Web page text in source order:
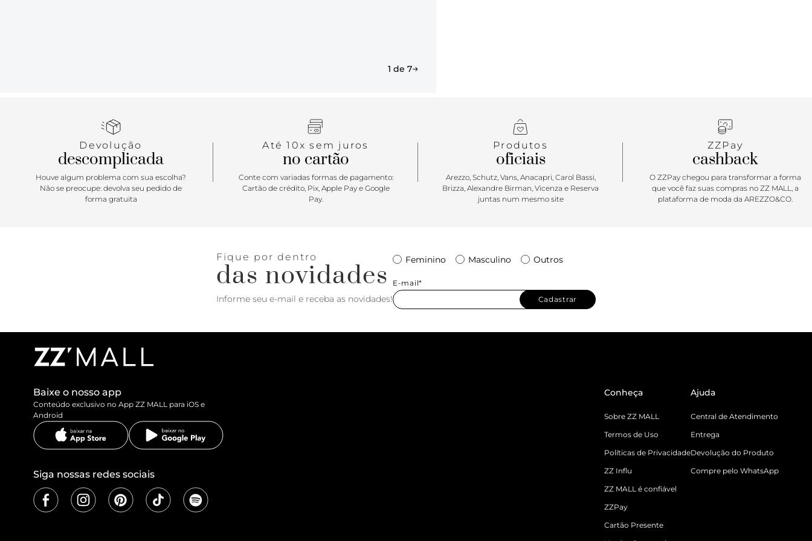
1 de 7
Devolução
descomplicada
Houve algum problema com sua escolha?
Não se preocupe: devolva seu pedido de
forma gratuita
Até 10x sem juros
no cartão
Conte com variadas formas de pagamento:
Cartão de crédito, Pix, Apple Pay e Google
Pay.
Produtos
oficiais
Arezzo, Schutz, Vans, Anacapri, Carol Bassi,
Brizza, Alexandre Birman, Vicenza e Reserva
juntas num mesmo site
ZZPay
cashback
O ZZPay chegou para transformar a forma
que você faz suas compras no ZZ MALL, a
plataforma de moda da AREZZO&CO.
Fique por dentro
das novidades
Informe seu e-mail e receba as novidades!
Feminino Masculino Outros
E-mail*
Cadastrar
Baixe o nosso app
Conteúdo exclusivo no App ZZ MALL para iOS e
Android
Siga nossas redes sociais
Conheça
Sobre ZZ MALL
Termos de Uso
Políticas de Privacidade
ZZ Influ
ZZ MALL é confiável
ZZPay
Cartão Presente
Ajuda
Central de Atendimento
Entrega
Devolução do Produto
Compre pelo WhatsApp